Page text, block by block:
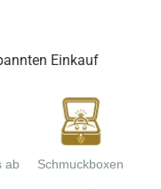
Einkauf
ab
Schmuckboxen